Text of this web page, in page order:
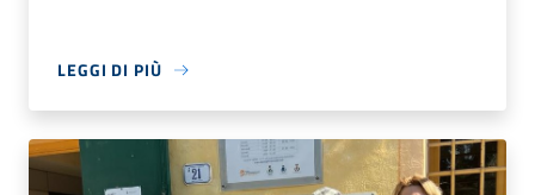
LEGGI DI PIÙ